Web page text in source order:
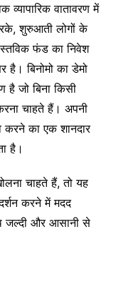
व्यापारिक वातावरण में
शुरुआती लोगों के
फंड का निवेश
बिनोमो का डेमो
जो बिना किसी
चाहते हैं। अपनी
का एक शानदार
है।
चाहते हैं, तो यह
करने में मदद
जल्दी और आसानी से